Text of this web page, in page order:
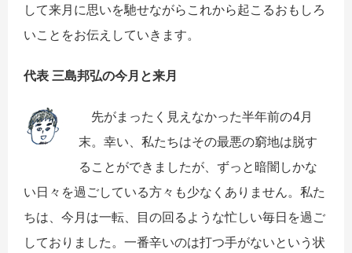
して来月に思いを馳せながらこれから起こるおもしろ
いことをお伝えしていきます。
代表 三島邦弘の今月と来月
先がまったく見えなかった半年前の4月
末。幸い、私たちはその最悪の窮地は脱す
ることができましたが、ずっと暗闇しかな
い日々を過ごしている方々も少なくありません。私た
ちは、今月は一転、目の回るような忙しい毎日を過ご
しておりました。一番辛いのは打つ手がないという状